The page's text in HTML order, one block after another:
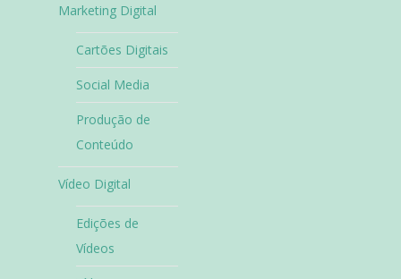
Marketing Digital
Cartões Digitais
Social Media
Produção de
Conteúdo
Vídeo Digital
Edições de
Vídeos